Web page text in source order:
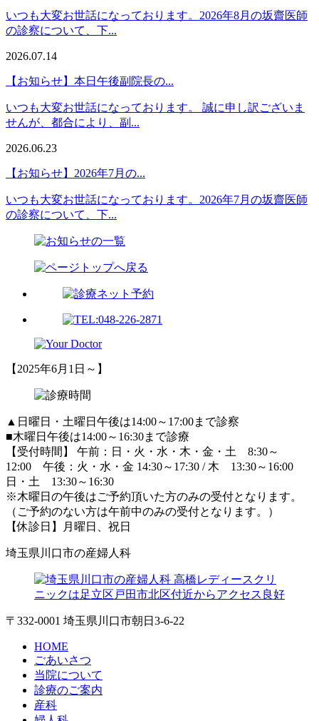
いつも大変お世話になっております。2026年8月の坂齋医師
の診察について、下...
2026.07.14
【お知らせ】本日午後副院長の...
いつも大変お世話になっております。 誠に申し訳ございま
せんが、都合により、副...
2026.06.23
【お知らせ】2026年7月の...
いつも大変お世話になっております。2026年7月の坂齋医師
の診察について、下...
【2025年6月1日～】
▲日曜日・土曜日午後は14:00～17:00まで診察
■木曜日午後は14:00～16:30まで診療
【受付時間】 午前：日・火・水・木・金・土 8:30～
12:00 午後：火・水・金 14:30～17:30 / 木 13:30～16:00
日・土 13:30～16:30
※木曜日の午後はご予約頂いた方のみの受付となります。
（ご予約のない方は午前中のみの受付となります。）
【休診日】月曜日、祝日
埼玉県川口市の産婦人科
〒332-0001 埼玉県川口市朝日3-6-22
HOME
ごあいさつ
当院について
診療のご案内
産科